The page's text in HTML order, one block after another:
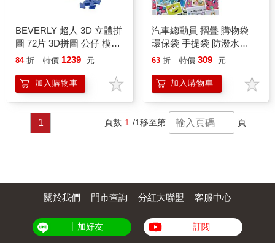
BEVERLY 超人 3D 立體拼
圖 72片 3D拼圖 公仔 模型
正義聯盟
84 折 特價 1239 元
加入購物車
汽車總動員 摺疊 購物袋
環保袋 手提袋 防潑水
CARS 皮克斯 迪士尼
63 折 特價 309 元
加入購物車
1 頁數 1 /1移至第 頁
關於我們 門市查詢 分紅大聯盟 客服中心
加好友 訂閱